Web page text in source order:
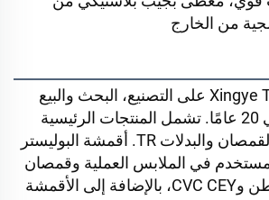
من الخارج